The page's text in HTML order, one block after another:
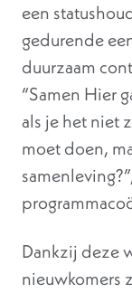
een
gedurende
duurzaam
“Samen Hier
als je het niet
moet doen,
Dankzij deze
nieuwkomers